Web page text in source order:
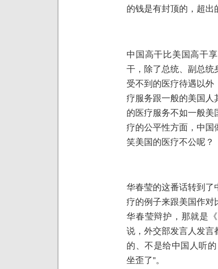
的钱是有封顶的，超
中国高干比美国高干
干，除了总统、副总统
受不到的医疗待遇以
疗服务跟一般的美国人
的医疗服务不如一般
疗的公平性方面，中国
笑美国的医疗不公呢？
华春莹的这番话转到了
疗的例子来跟美国作对
华春莹辩护，那就是
说，外交部发言人发言
的、不是给中国人听
坐歪了”。